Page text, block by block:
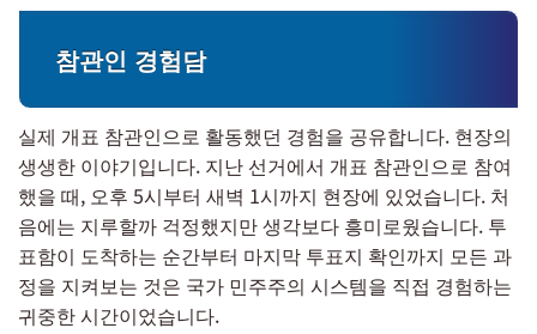
참관인 경험담
실제 개표 참관인으로 활동했던 경험을 공유합니다. 현장의
생생한 이야기입니다. 지난 선거에서 개표 참관인으로 참여
했을 때, 오후 5시부터 새벽 1시까지 현장에 있었습니다. 처
음에는 지루할까 걱정했지만 생각보다 흥미로웠습니다. 투
표함이 도착하는 순간부터 마지막 투표지 확인까지 모든 과
정을 지켜보는 것은 국가 민주주의 시스템을 직접 경험하는
귀중한 시간이었습니다.